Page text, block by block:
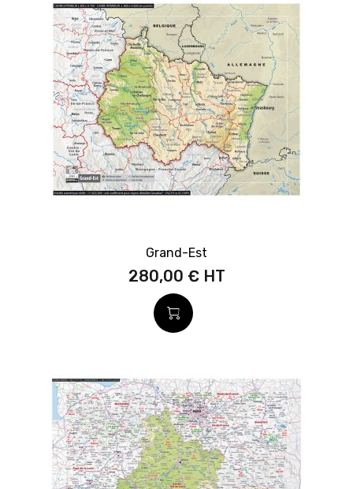
Grand-Est
280,00 €